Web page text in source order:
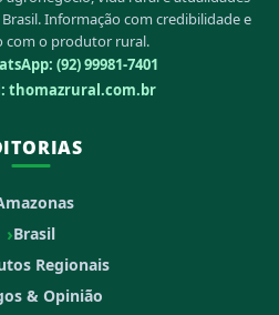
Informação com credibilidade e
com o produtor rural.
(92) 99981-7401
thomazrural.com.br
Brasil
Regionais
& Opinião